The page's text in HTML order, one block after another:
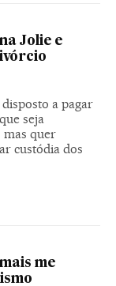
Jolie e
a pagar
seja
mas quer
custódia dos
me